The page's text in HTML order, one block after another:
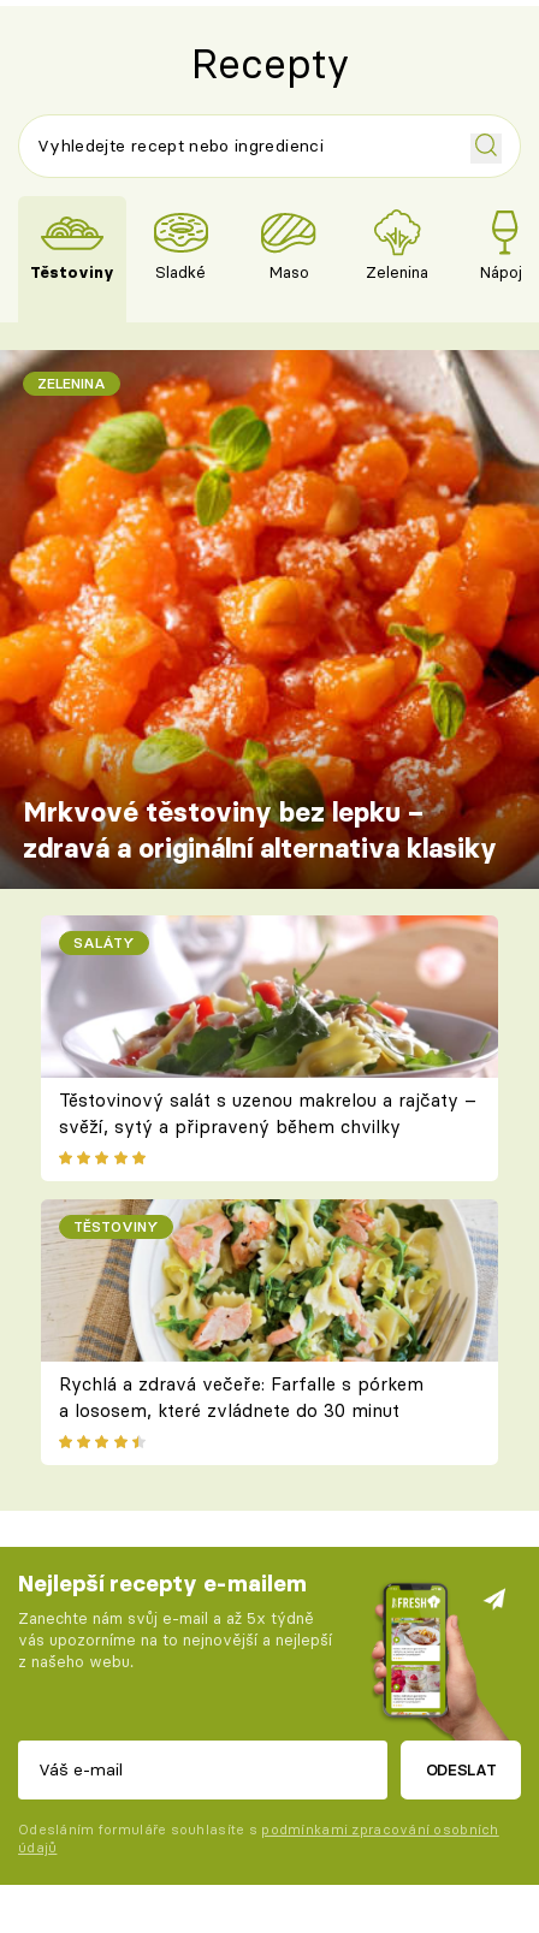
Recepty
Těstoviny Sladké Maso Zelenina Nápoje
ZELENINA
Mrkvové těstoviny bez lepku –
zdravá a originální alternativa klasiky
SALÁTY
Těstovinový salát s uzenou makrelou a rajčaty –
svěží, sytý a připravený během chvilky
TĚSTOVINY
Rychlá a zdravá večeře: Farfalle s pórkem
a lososem, které zvládnete do 30 minut
Nejlepší recepty e-mailem
Zanechte nám svůj e-mail a až 5x týdně
vás upozorníme na to nejnovější a nejlepší
z našeho webu.
ODESLAT
Odesláním formuláře souhlasíte s podmínkami zpracování osobních
údajů